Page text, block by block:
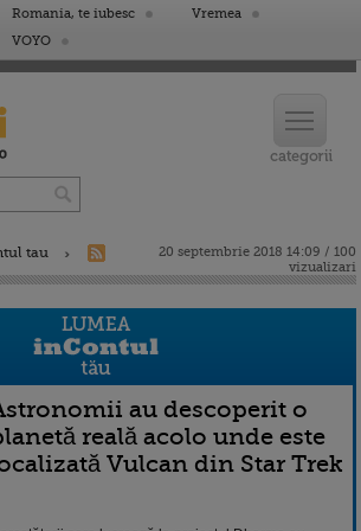
Romania, te iubesc
Vremea
VOYO
tau
20 septembrie 2018 14:09 / 100
vizualizari
au descoperit o
reală acolo unde este
Vulcan din Star Trek